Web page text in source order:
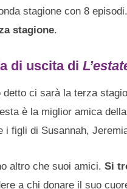
stagione con 8
stagione.
di uscita di
detto ci sarà la terza
è la miglior amica
i figli di Susannah,
altro che suoi amici.Si
a chi donare il suo